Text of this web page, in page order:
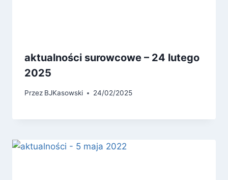
aktualności surowcowe – 24 lutego
2025
Przez BJKasowski 24/02/2025